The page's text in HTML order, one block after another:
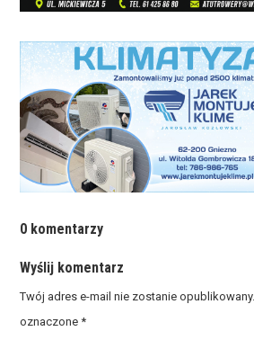
0 komentarzy
Wyślij komentarz
Twój adres e-mail nie zostanie opublikowany.
oznaczone*